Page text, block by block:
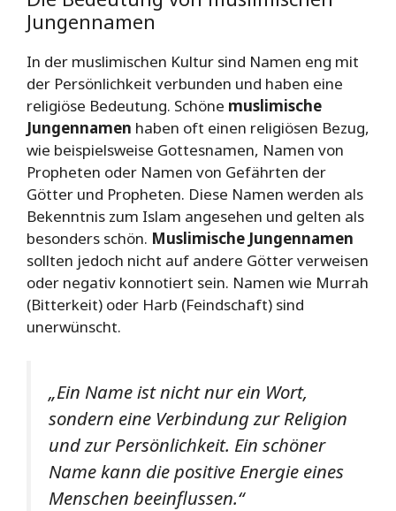
Jungennamen
In der muslimischen Kultur sind Namen eng mit
der Persönlichkeit verbunden und haben eine
religiöse Bedeutung. Schöne muslimische
Jungennamen haben oft einen religiösen Bezug,
wie beispielsweise Gottesnamen, Namen von
Propheten oder Namen von Gefährten der
Götter und Propheten. Diese Namen werden als
Bekenntnis zum Islam angesehen und gelten als
besonders schön. Muslimische Jungennamen
sollten jedoch nicht auf andere Götter verweisen
oder negativ konnotiert sein. Namen wie Murrah
(Bitterkeit) oder Harb (Feindschaft) sind
unerwünscht.
„Ein Name ist nicht nur ein Wort,
sondern eine Verbindung zur Religion
und zur Persönlichkeit. Ein schöner
Name kann die positive Energie eines
Menschen beeinflussen.“